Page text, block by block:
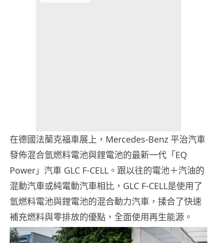
在德國法蘭克福車展上，Mercedes-Benz 平治汽車
發佈混合氫燃料電池與鋰電池的最新一代「EQ
Power」汽車 GLC F-CELL。跟以往的電池＋汽油的
混動汽車或純電動汽車相比，GLC F-CELL是使用了
氫燃料電池與鋰電池的混合動力汽車，揉合了快速
補充燃料與零排放的優點，全面使用再生能源。